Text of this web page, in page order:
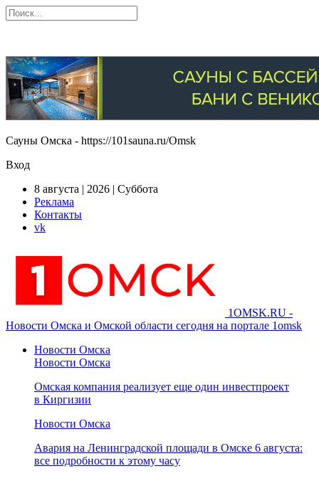
Сауны Омска - https://101sauna.ru/Omsk
Вход
8 августа | 2026 | Суббота
Реклама
Контакты
vk
1OMSK.RU -
Новости Омска и Омской области сегодня на портале 1omsk
Новости Омска
Новости Омска
Омская компания реализует еще один инвестпроект
в Киргизии
Новости Омска
Авария на Ленинградской площади в Омске 6 августа:
все подробности к этому часу